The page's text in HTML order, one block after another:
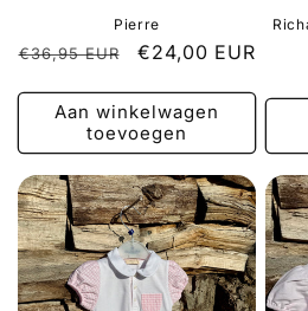
Pierre
Normale
€36,95 EUR Aanbiedingsprijs
€24,00 EUR
Aan winkelwagen
toevoegen